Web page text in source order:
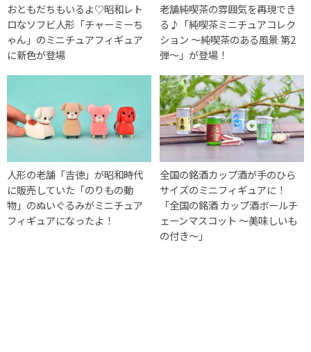
おともだちもいるよ♡昭和レト
ロなソフビ人形「チャーミーち
ゃん」のミニチュアフィギュア
に新色が登場
老舗純喫茶の雰囲気を再現でき
る♪「純喫茶ミニチュアコレク
ション ～純喫茶のある風景 第2
弾～」が登場！
人形の老舗「吉徳」が昭和時代
に販売していた「のりもの動
物」のぬいぐるみがミニチュア
フィギュアになったよ！
全国の銘酒カップ酒が手のひら
サイズのミニフィギュアに！
「全国の銘酒 カップ酒ボールチ
ェーンマスコット ～美味しいも
の付き～」